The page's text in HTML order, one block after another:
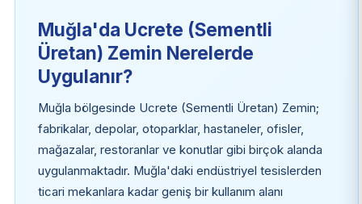
Muğla'da Ucrete (Sementli
Üretan) Zemin Nerelerde
Uygulanır?
Muğla bölgesinde Ucrete (Sementli Üretan) Zemin;
fabrikalar, depolar, otoparklar, hastaneler, ofisler,
mağazalar, restoranlar ve konutlar gibi birçok alanda
uygulanmaktadır. Muğla'daki endüstriyel tesislerden
ticari mekanlara kadar geniş bir kullanım alanı